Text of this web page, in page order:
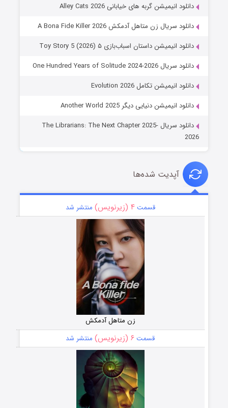
دانلود انیمیشن گربه های خیابانی Alley Cats 2026
دانلود سریال زن متاهل آدمکش A Bona Fide Killer 2026
دانلود انیمیشن داستان اسباب‌بازی ۵ Toy Story 5 (2026)
دانلود سریال One Hundred Years of Solitude 2024-2026
دانلود انیمیشن تکامل Evolution 2026
دانلود انیمیشن دنیایی دیگر Another World 2025
دانلود سریال The Librarians: The Next Chapter 2025-
2026
آپدیت شده‌ها
قسمت۴ (زیرنویس) منتشر شد
زن متاهل آدمکش
قسمت ۶ (زیرنویس) منتشر شد